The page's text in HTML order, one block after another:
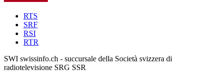
RTS
SRF
RSI
RTR
SWI swissinfo.ch - succursale della Società svizzera di
radiotelevisione SRG SSR